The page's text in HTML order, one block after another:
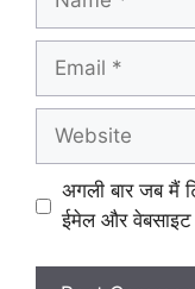
Email
Website
अगली बार जब मैं
ईमेल और